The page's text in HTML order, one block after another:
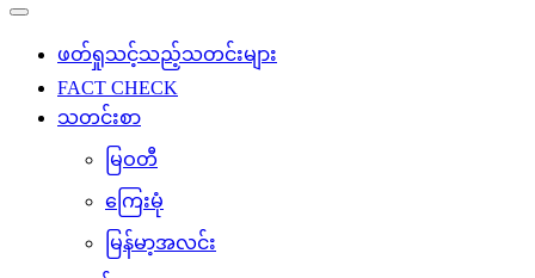
ဖတ်ရှုသင့်သည့်သတင်းများ
FACT CHECK
သတင်းစာ
မြဝတီ
ကြေးမုံ
မြန်မာ့အလင်း